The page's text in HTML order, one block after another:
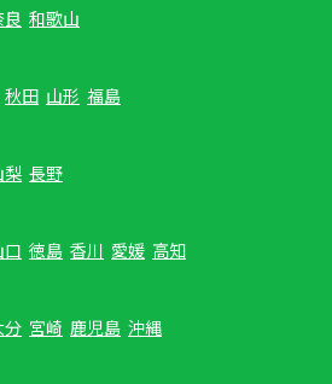
良 和歌山
秋田 山形 福島
梨 長野
口 徳島 香川 愛媛 高知
分 宮崎 鹿児島 沖縄